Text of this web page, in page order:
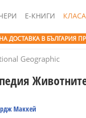
Е-КНИГИ
ДОСТАВКА В БЪЛГАРИЯ
Geographic
Маккей